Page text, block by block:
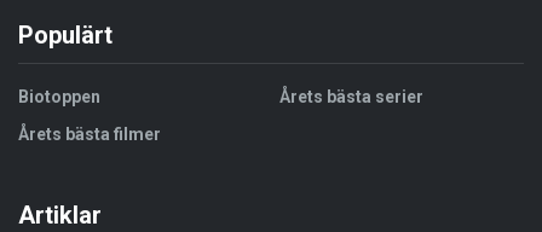
Populärt
Biotoppen
Årets bästa filmer
Årets bästa serier
Artiklar